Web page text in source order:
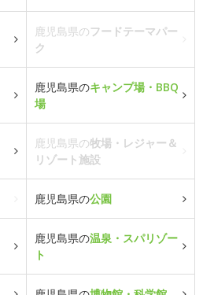
鹿児島県のフードテーマパー
ク
鹿児島県のキャンプ場・BBQ
場
鹿児島県の牧場・レジャー＆
リゾート施設
鹿児島県の公園
鹿児島県の温泉・スパリゾー
ト